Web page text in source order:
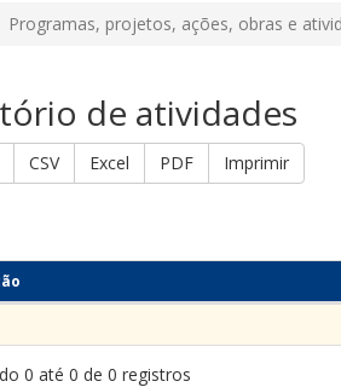
Programas, projetos, ações, obras e
de atividades
CSV Excel PDF Imprimir
0 até 0 de 0 registros